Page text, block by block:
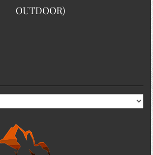
OUTDOOR)